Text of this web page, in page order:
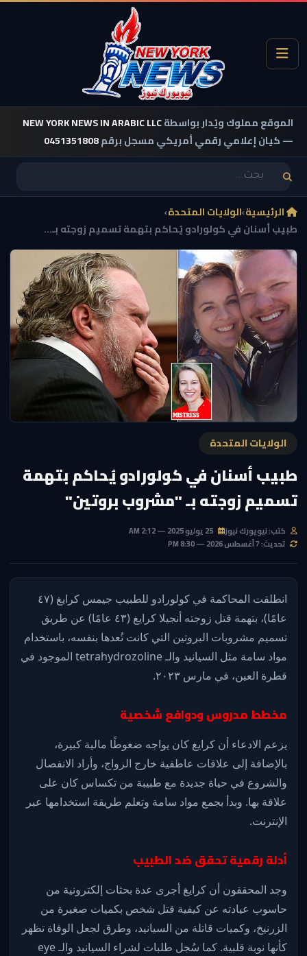
الموقع مملوك ويُدار بواسطةNEW YORK NEWS IN ARABIC LLC
— كيان إعلامي رقمي أمريكي مسجل برقم0451351808
الرئيسية›الولايات المتحدة›
طبيب أسنان في كولورادو يُحاكم بتهمة تسميم زوجته بـ...
الولايات المتحدة
طبيب أسنان في كولورادو يُحاكم بتهمة
تسميم زوجته بـ "مشروب بروتين"
كتب: نيويورك نيوز
تحديث: 7 أغسطس 2026 — 8:30 PM
انطلقت المحاكمة في كولورادو للطبيب جيمس كرايغ (٤٧
عامًا)، بتهمة قتل زوجته أنجيلا كرايغ (٤٣ عامًا) عن طريق
تسميم مشروبات البروتين التي كانت تُعدها بنفسه، باستخدام
مواد سامة مثل السيانيد والـ tetrahydrozoline الموجود في
قطرة العين، في مارس ٢٠٢٣.
مخطط مدروس ودوافع شخصية
يزعم الادعاء أن كرايغ كان يواجه ضغوطًا مالية كبيرة،
بالإضافة إلى علاقات عاطفية خارج الزواج، وأراد الانفصال
والشروع في حياة جديدة مع طبيبة من تكساس كان على
علاقة بها. وبدأ بجمع مواد سامة وتعلم طريقة استخدامها عبر
الإنترنت.
أدلة رقمية تحقق ضد الطبيب
وجد المحققون أن كرايغ أجرى عدة بحثات إلكترونية من
حاسوب عيادته عن كيفية قتل شخص بكميات صغيرة من
الزرنيخ، وكميات قاتلة من السيانيد، وطرق لجعل الوفاة تظهر
كأنها نوبة قلبية. كما سُجل طلبات لشراء السيانيد والـ eye